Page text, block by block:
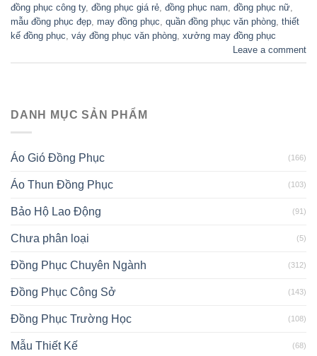
đồng phục công ty, đồng phục giá rẻ đồng phục nam đồng phục nữ
mẫu đồng phục đẹp may đồng phục quần đồng phục văn phòng thiết
kế đồng phục váy đồng phục văn phòng xưởng may đồng phục
Leave a comment
DANH MỤC SẢN PHẨM
Áo Gió Đồng Phục (166)
Áo Thun Đồng Phục (103)
Bảo Hộ Lao Động (91)
Chưa phân loại (5)
Đồng Phục Chuyên Ngành (312)
Đồng Phục Công Sở (143)
Đồng Phục Trường Học (108)
Mẫu Thiết Kế (68)